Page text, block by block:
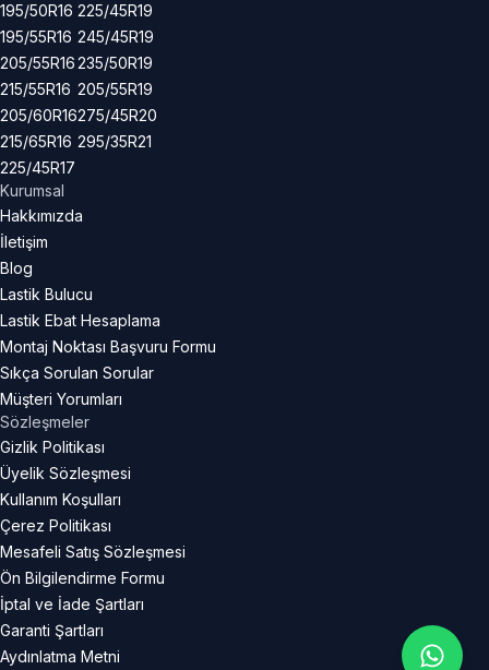
195/50R16
195/55R16
205/55R16
215/55R16
205/60R16
215/65R16
225/45R17
225/45R19
245/45R19
235/50R19
205/55R19
275/45R20
295/35R21
Kurumsal
Hakkımızda
İletişim
Blog
Lastik Bulucu
Lastik Ebat Hesaplama
Montaj Noktası Başvuru Formu
Sıkça Sorulan Sorular
Müşteri Yorumları
Sözleşmeler
Gizlik Politikası
Üyelik Sözleşmesi
Kullanım Koşulları
Çerez Politikası
Mesafeli Satış Sözleşmesi
Ön Bilgilendirme Formu
İptal ve İade Şartları
Garanti Şartları
Aydınlatma Metni